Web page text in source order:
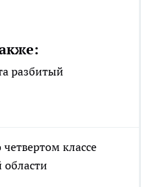
разбитый
классе